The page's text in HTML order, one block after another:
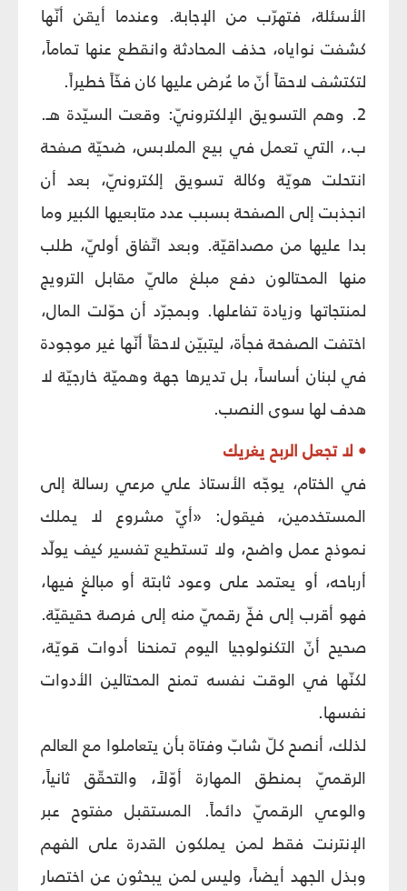
الأسئلة، فتهرّب من الإجابة. وعندما أيقن أنّها
كشفت نواياه، حذف المحادثة وانقطع عنها تماماً،
لتكتشف لاحقاً أنّ ما عُرض عليها كان فخّاً خطيراً.
2. وهم التسويق الإلكترونيّ: وقعت السيّدة هـ.
ب.، التي تعمل في بيع الملابس، ضحيّة صفحة
انتحلت هويّة وكالة تسويق إلكترونيّ، بعد أن
انجذبت إلى الصفحة بسبب عدد متابعيها الكبير وما
بدا عليها من مصداقيّة. وبعد اتّفاق أوليّ، طلب
منها المحتالون دفع مبلغ ماليّ مقابل الترويج
لمنتجاتها وزيادة تفاعلها. وبمجرّد أن حوّلت المال،
اختفت الصفحة فجأة، ليتبيّن لاحقاً أنّها غير موجودة
في لبنان أساساً، بل تديرها جهة وهميّة خارجيّة لا
هدف لها سوى النصب.
• لا تجعل الربح يغريك
في الختام، يوجّه الأستاذ علي مرعي رسالة إلى
المستخدمين، فيقول: «أيّ مشروع لا يملك
نموذج عمل واضح، ولا تستطيع تفسير كيف يولّد
أرباحه، أو يعتمد على وعود ثابتة أو مبالغٍ فيها،
فهو أقرب إلى فخّ رقميّ منه إلى فرصة حقيقيّة.
صحيح أنّ التكنولوجيا اليوم تمنحنا أدوات قويّة،
لكنّها في الوقت نفسه تمنح المحتالين الأدوات
نفسها.
لذلك، أنصح كلّ شابّ وفتاة بأن يتعاملوا مع العالم
الرقميّ بمنطق المهارة أوّلاً، والتحقّق ثانياً،
والوعي الرقميّ دائماً. المستقبل مفتوح عبر
الإنترنت فقط لمن يملكون القدرة على الفهم
وبذل الجهد أيضاً، وليس لمن يبحثون عن اختصار